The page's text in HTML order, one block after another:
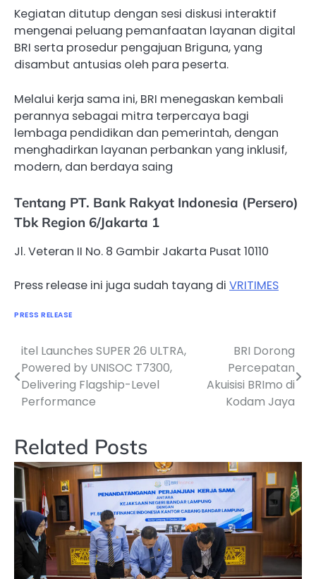
Kegiatan ditutup dengan sesi diskusi interaktif
mengenai peluang pemanfaatan layanan digital
BRI serta prosedur pengajuan Briguna, yang
disambut antusias oleh para peserta.
Melalui kerja sama ini, BRI menegaskan kembali
perannya sebagai mitra terpercaya bagi
lembaga pendidikan dan pemerintah, dengan
menghadirkan layanan perbankan yang inklusif,
modern, dan berdaya saing
Tentang PT. Bank Rakyat Indonesia (Persero)
Tbk Region 6/Jakarta 1
Jl. Veteran II No. 8 Gambir Jakarta Pusat 10110
Press release ini juga sudah tayang di VRITIMES
PRESS RELEASE
Navigasi
pos
itel Launches SUPER 26 ULTRA,
Powered by UNISOC T7300,
Delivering Flagship-Level
Performance
BRI Dorong
Percepatan
Akuisisi BRImo di
Kodam Jaya
Related Posts